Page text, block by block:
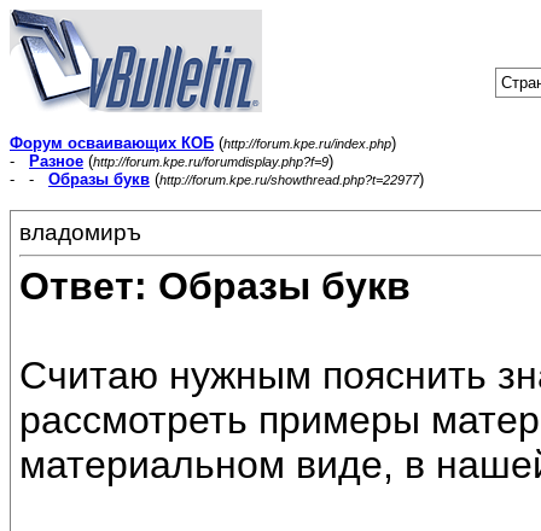
Форум осваивающих КОБ (http://forum.kpe.ru/index.php)
-
Разное (http://forum.kpe.ru/forumdisplay.php?f=9)
- - Образы букв (http://forum.kpe.ru/showthread.php?t=22977)
владомиръ
Ответ: Образы букв
Считаю нужным пояснить
рассмотреть примеры
материальном виде, в